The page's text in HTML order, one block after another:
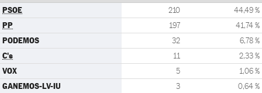
PSOE 210 44,49 %
PP 197 41,74 %
PODEMOS 32 6,78 %
C's 11 2,33 %
VOX 5 1,06 %
GANEMOS-LV-IU 3 0,64 %